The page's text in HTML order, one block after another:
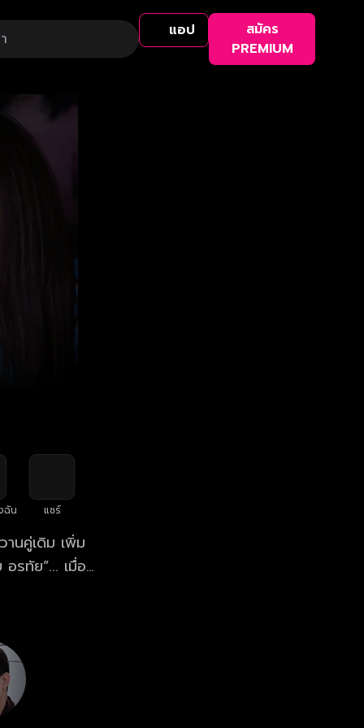
แอป
สมัคร
PREMIUM
ฉัน แชร์
นคู่เดิม เพิ่ม
รทัย”... เมื่อ
ล่าทายาท